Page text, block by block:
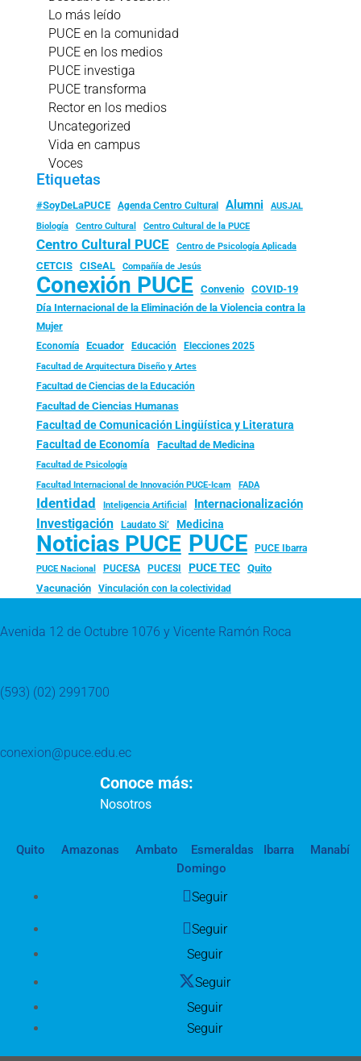
Lo más leído
PUCE en la comunidad
PUCE en los medios
PUCE investiga
PUCE transforma
Rector en los medios
Uncategorized
Vida en campus
Voces
Etiquetas
#SoyDeLaPUCE Agenda Centro Cultural Alumni
AUSJAL
Biología
Centro Cultural Centro Cultural de la PUCE
Centro Cultural PUCE Centro de Psicología Aplicada
CETCIS CISeAL Compañía de Jesús
Conexión PUCE Convenio
COVID-19
Día Internacional de la Eliminación de la Violencia contra la
Mujer
Economía Ecuador Educación Elecciones 2025
Facultad de Arquitectura Diseño y Artes
Facultad de Ciencias de la Educación
Facultad de Ciencias Humanas
Facultad de Comunicación Lingüística y Literatura
Facultad de Economía Facultad de Medicina
Facultad de Psicología
Facultad Internacional de Innovación PUCE-Icam FADA
Identidad Inteligencia Artificial Internacionalización
Investigación Laudato Si’ Medicina
Noticias PUCE PUCE PUCE Ibarra
PUCE Nacional PUCESA PUCESI PUCE TEC
Quito
Vacunación
Vinculación con la colectividad
Avenida 12 de Octubre 1076 y Vicente Ramón Roca
(593) (02) 2991700
conexion@puce.edu.ec
Conoce más:
Nosotros
Quito Amazonas Ambato Esmeraldas Ibarra
Manabí
Domingo
Seguir
Seguir
Seguir
Seguir
Seguir
Seguir